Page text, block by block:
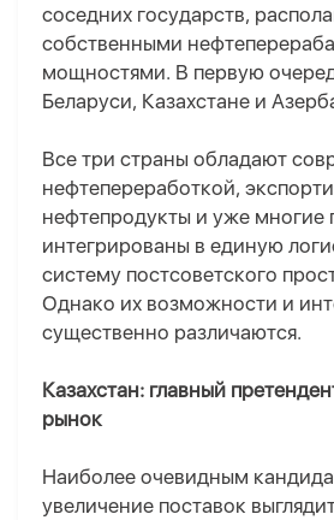
соседних государств,
собственными
мощностями. В первую
Беларуси, Казахстане и
Все три страны обладают
нефтепереработкой,
нефтепродукты и уже многие
интегрированы в единую
систему постсоветского
Однако их возможности и
существенно различаются.
Казахстан: главный
рынок
Наиболее очевидным
увеличение поставок